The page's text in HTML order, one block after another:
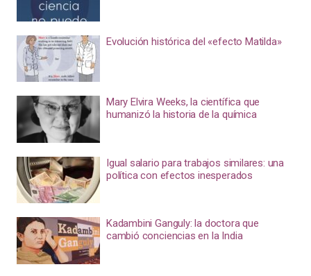
Evolución histórica del «efecto Matilda»
Mary Elvira Weeks, la científica que
humanizó la historia de la química
Igual salario para trabajos similares: una
política con efectos inesperados
Kadambini Ganguly: la doctora que
cambió conciencias en la India